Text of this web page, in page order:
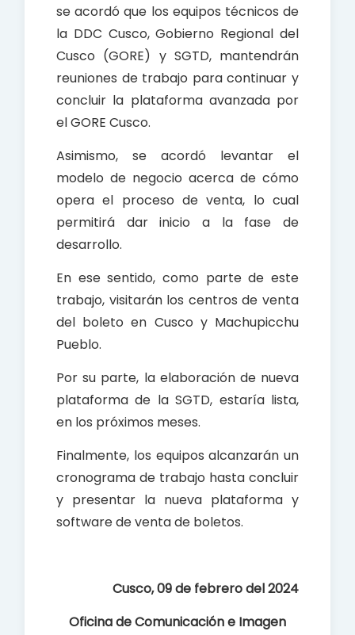
se acordó que los equipos técnicos de
la DDC Cusco, Gobierno Regional del
Cusco (GORE) y SGTD, mantendrán
reuniones de trabajo para continuar y
concluir la plataforma avanzada por
el GORE Cusco.
Asimismo, se acordó levantar el
modelo de negocio acerca de cómo
opera el proceso de venta, lo cual
permitirá dar inicio a la fase de
desarrollo.
En ese sentido, como parte de este
trabajo, visitarán los centros de venta
del boleto en Cusco y Machupicchu
Pueblo.
Por su parte, la elaboración de nueva
plataforma de la SGTD, estaría lista,
en los próximos meses.
Finalmente, los equipos alcanzarán un
cronograma de trabajo hasta concluir
y presentar la nueva plataforma y
software de venta de boletos.
Cusco,09de febrero del 2024
Oficina de Comunicación e Imagen